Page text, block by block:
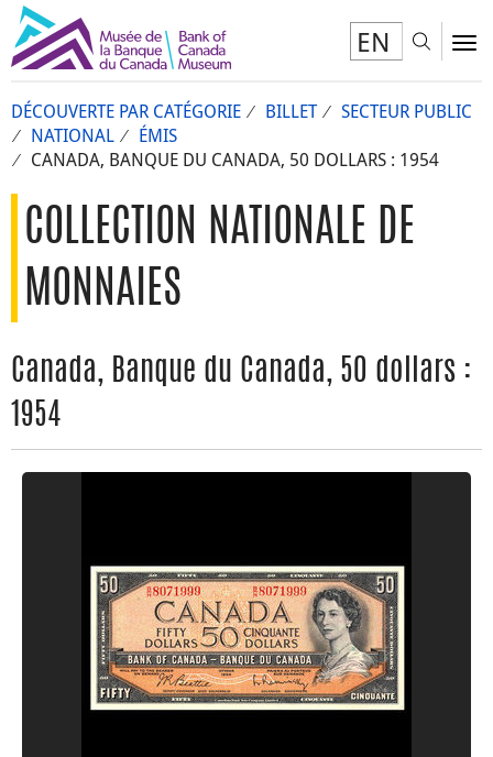
EN
DÉCOUVERTE PAR CATÉGORIE BILLET
SECTEUR PUBLIC
NATIONAL
ÉMIS
CANADA, BANQUE DU CANADA, 50 DOLLARS : 1954
COLLECTION NATIONALE DE
MONNAIES
Canada, Banque du Canada, 50 dollars :
1954